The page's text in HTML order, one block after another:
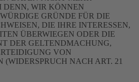
DENN, WIR KÖNNEN
GRÜNDE FÜR DIE
DIE IHRE INTERESSEN,
ÜBERWIEGEN ODER DIE
DER GELTENDMACHUNG,
VON
(WIDERSPRUCH NACH ART. 21